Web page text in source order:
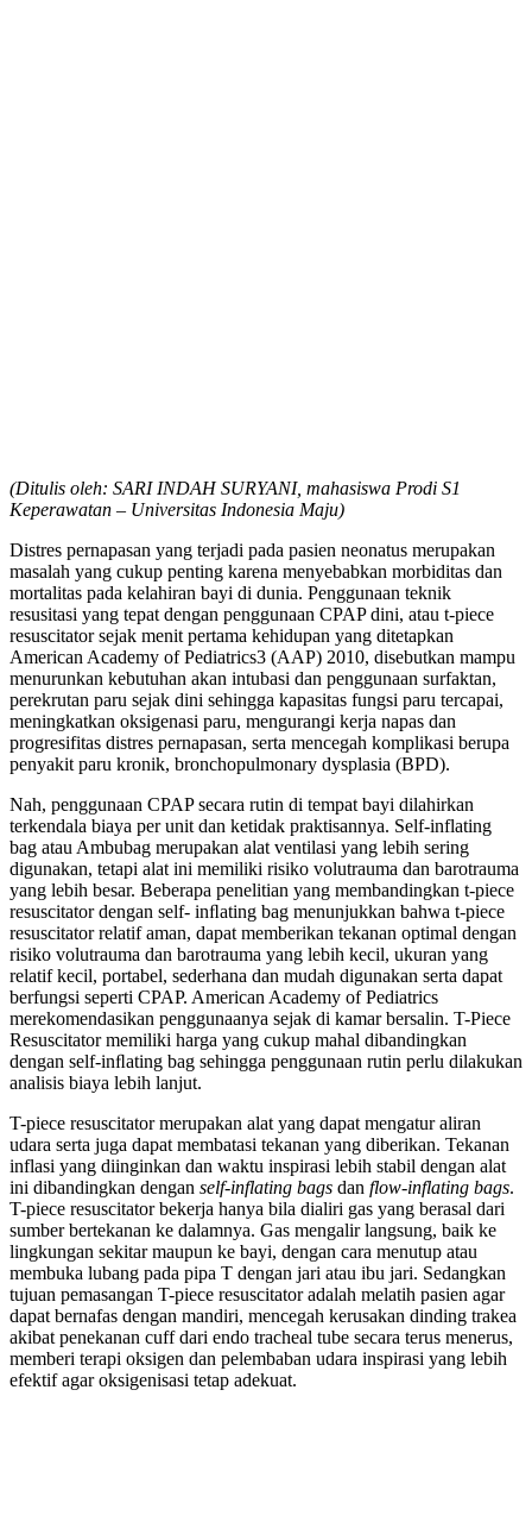
(Ditulis oleh: SARI INDAH SURYANI, mahasiswa Prodi S1
Keperawatan – Universitas Indonesia Maju)
Distres pernapasan yang terjadi pada pasien neonatus merupakan
masalah yang cukup penting karena menyebabkan morbiditas dan
mortalitas pada kelahiran bayi di dunia. Penggunaan teknik
resusitasi yang tepat dengan penggunaan CPAP dini, atau t-piece
resuscitator sejak menit pertama kehidupan yang ditetapkan
American Academy of Pediatrics3 (AAP) 2010, disebutkan mampu
menurunkan kebutuhan akan intubasi dan penggunaan surfaktan,
perekrutan paru sejak dini sehingga kapasitas fungsi paru tercapai,
meningkatkan oksigenasi paru, mengurangi kerja napas dan
progresifitas distres pernapasan, serta mencegah komplikasi berupa
penyakit paru kronik, bronchopulmonary dysplasia (BPD).
Nah, penggunaan CPAP secara rutin di tempat bayi dilahirkan
terkendala biaya per unit dan ketidak praktisannya. Self-inflating
bag atau Ambubag merupakan alat ventilasi yang lebih sering
digunakan, tetapi alat ini memiliki risiko volutrauma dan barotrauma
yang lebih besar. Beberapa penelitian yang membandingkan t-piece
resuscitator dengan self- inﬂating bag menunjukkan bahwa t-piece
resuscitator relatif aman, dapat memberikan tekanan optimal dengan
risiko volutrauma dan barotrauma yang lebih kecil, ukuran yang
relatif kecil, portabel, sederhana dan mudah digunakan serta dapat
berfungsi seperti CPAP. American Academy of Pediatrics
merekomendasikan penggunaanya sejak di kamar bersalin. T-Piece
Resuscitator memiliki harga yang cukup mahal dibandingkan
dengan self-inﬂating bag sehingga penggunaan rutin perlu dilakukan
analisis biaya lebih lanjut.
T-piece resuscitator merupakan alat yang dapat mengatur aliran
udara serta juga dapat membatasi tekanan yang diberikan. Tekanan
inflasi yang diinginkan dan waktu inspirasi lebih stabil dengan alat
ini dibandingkan dengan self-inflating bags dan flow-inflating bags.
T-piece resuscitator bekerja hanya bila dialiri gas yang berasal dari
sumber bertekanan ke dalamnya. Gas mengalir langsung, baik ke
lingkungan sekitar maupun ke bayi, dengan cara menutup atau
membuka lubang pada pipa T dengan jari atau ibu jari. Sedangkan
tujuan pemasangan T-piece resuscitator adalah melatih pasien agar
dapat bernafas dengan mandiri, mencegah kerusakan dinding trakea
akibat penekanan cuff dari endo tracheal tube secara terus menerus,
memberi terapi oksigen dan pelembaban udara inspirasi yang lebih
efektif agar oksigenisasi tetap adekuat.